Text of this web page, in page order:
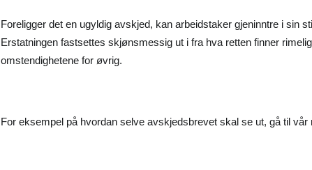
Foreligger det en ugyldig avskjed, kan arbeidstaker gjeninntre i sin
Erstatningen fastsettes skjønsmessig ut i fra hva retten finner
omstendighetene for øvrig.
For eksempel på hvordan selve avskjedsbrevet skal se ut, gå til vår